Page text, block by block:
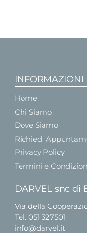
INFORMAZIONI
Home
Chi Siamo
Dove Siamo
Richiedi
Privacy Policy
Termini e
DARVEL snc di
Via della
Tel. 051 327501
info@darvel.it